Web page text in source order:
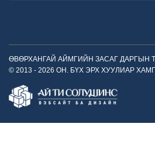
ӨВӨРХАНГАЙ АЙМГИЙН ЗАСАГ ДАРГЫН
© 2013 - 2026 ОН. БҮХ ЭРХ ХУУЛИАР